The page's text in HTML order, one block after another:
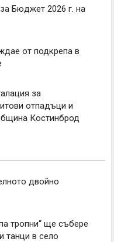
Бюджет 2026 г. на
от подкрепа в
за
отпадъци и
Костинброд
двойно
тропни“ ще събере
танци в село